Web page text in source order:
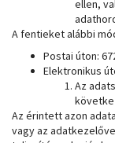
ellen,
A fentieket alábbi
Postai úton:
Elektronikus
Az
Az érintett azon
vagy az